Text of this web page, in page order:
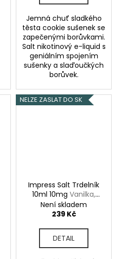
Jemná chuť sladkého
těsta cookie sušenek se
zapečenými borůvkami.
Salt nikotinový e-liquid s
geniálním spojením
sušenky a slaďoučkých
borůvek.
NELZE ZASLAT DO SK
Impress Salt Trdelník
10ml 10mg Vanilka,
skořice, karamel
Není skladem
239 Kč
DETAIL